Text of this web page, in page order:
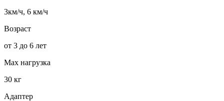
3км/ч, 6 км/ч
Возраст
от 3 до 6 лет
Мах нагрузка
30 кг
Адаптер